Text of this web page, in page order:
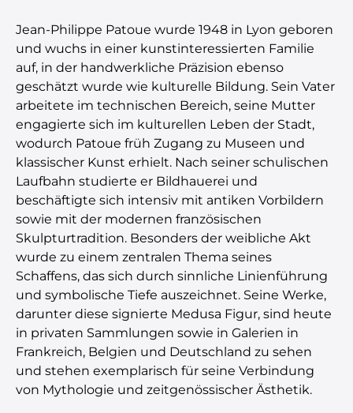
Jean-Philippe Patoue wurde 1948 in Lyon geboren
und wuchs in einer kunstinteressierten Familie
auf, in der handwerkliche Präzision ebenso
geschätzt wurde wie kulturelle Bildung. Sein Vater
arbeitete im technischen Bereich, seine Mutter
engagierte sich im kulturellen Leben der Stadt,
wodurch Patoue früh Zugang zu Museen und
klassischer Kunst erhielt. Nach seiner schulischen
Laufbahn studierte er Bildhauerei und
beschäftigte sich intensiv mit antiken Vorbildern
sowie mit der modernen französischen
Skulpturtradition. Besonders der weibliche Akt
wurde zu einem zentralen Thema seines
Schaffens, das sich durch sinnliche Linienführung
und symbolische Tiefe auszeichnet. Seine Werke,
darunter diese signierte Medusa Figur, sind heute
in privaten Sammlungen sowie in Galerien in
Frankreich, Belgien und Deutschland zu sehen
und stehen exemplarisch für seine Verbindung
von Mythologie und zeitgenössischer Ästhetik.